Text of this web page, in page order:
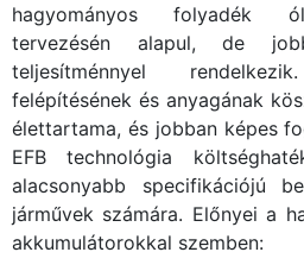
hagyományos folyadék
tervezésén alapul, de
teljesítménnyel
felépítésének és anyagának
élettartama, és jobban képes
EFB technológia
alacsonyabb specifikációjú
járművek számára. Előnyei a
akkumulátorokkal szemben: